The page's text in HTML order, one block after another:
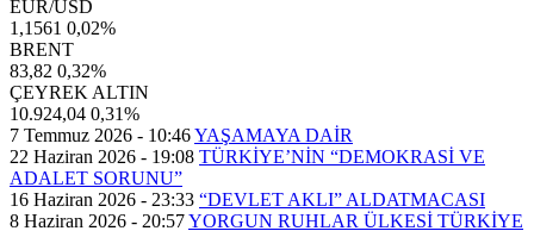
EUR/USD
1,1561 0,02%
BRENT
83,82 0,32%
ÇEYREK ALTIN
10.924,04 0,31%
7 Temmuz 2026 - 10:46YAŞAMAYA DAİR
22 Haziran 2026 - 19:08 TÜRKİYE’NİN “DEMOKRASİ VE
ADALET SORUNU”
16 Haziran 2026 - 23:33 “DEVLET AKLI” ALDATMACASI
8 Haziran 2026 - 20:57YORGUN RUHLAR ÜLKESİ TÜRKİYE